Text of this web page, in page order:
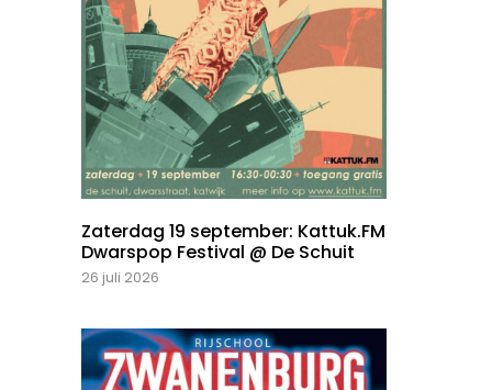
Zaterdag 19 september: Kattuk.FM
Dwarspop Festival @ De Schuit
26 juli 2026